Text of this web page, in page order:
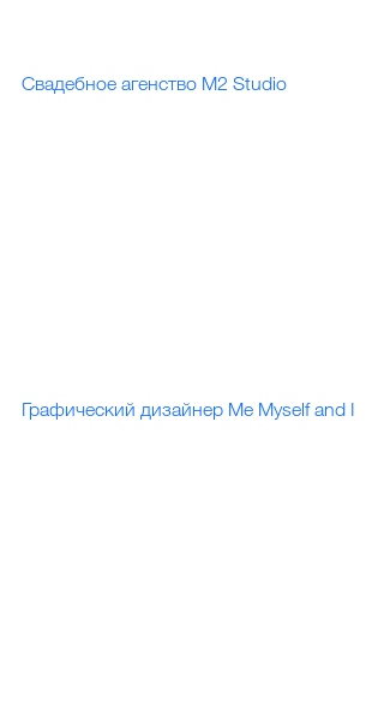
Свадебное агенство M2 Studio
Графический дизайнер Me Myself and I